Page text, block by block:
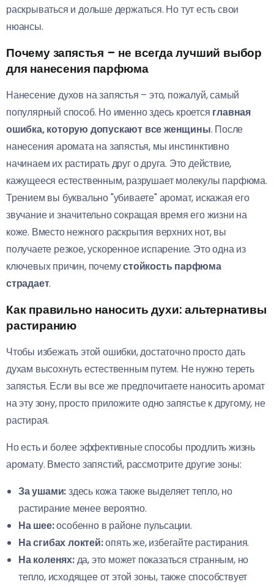
раскрываться и дольше держаться. Но тут есть свои
нюансы.
Почему запястья – не всегда лучший выбор
для нанесения парфюма
Нанесение духов на запястья – это, пожалуй, самый
популярный способ. Но именно здесь кроется главная
ошибка, которую допускают все женщины. После
нанесения аромата на запястья, мы инстинктивно
начинаем их растирать друг о друга. Это действие,
кажущееся естественным, разрушает молекулы парфюма.
Трением вы буквально "убиваете" аромат, искажая его
звучание и значительно сокращая время его жизни на
коже. Вместо нежного раскрытия верхних нот, вы
получаете резкое, ускоренное испарение. Это одна из
ключевых причин, почемустойкость парфюма
страдает.
Как правильно наносить духи: альтернативы
растиранию
Чтобы избежать этой ошибки, достаточно просто дать
духам высохнуть естественным путем. Не нужно тереть
запястья. Если вы все же предпочитаете наносить аромат
на эту зону, просто приложите одно запястье к другому, не
растирая.
Но есть и более эффективные способы продлить жизнь
аромату. Вместо запястий, рассмотрите другие зоны:
За ушами:здесь кожа также выделяет тепло, но
растирание менее вероятно.
На шее:особенно в районе пульсации.
На сгибах локтей:опять же, избегайте растирания.
На коленях:да, это может показаться странным, но
тепло, исходящее от этой зоны, также способствует